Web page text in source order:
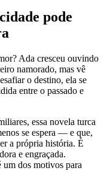
pode
Ada cresceu ouvindo
namorado, mas vê
o destino, ela se
entre o passado e
essa novela turca
se espera — e que,
a própria história. É
e engraçada.
um dos motivos para